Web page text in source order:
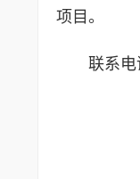
项目。
联系